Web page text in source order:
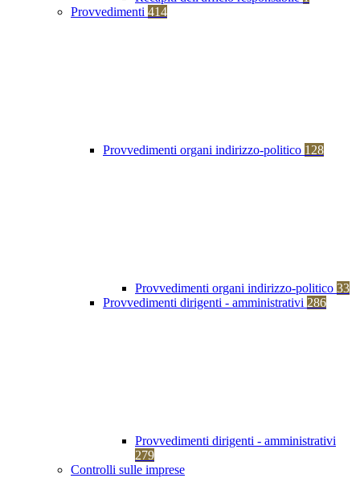
Provvedimenti 414
Provvedimenti organi indirizzo-politico 128
Provvedimenti organi indirizzo-politico 33
Provvedimenti dirigenti - amministrativi 286
Provvedimenti dirigenti - amministrativi
279
Controlli sulle imprese